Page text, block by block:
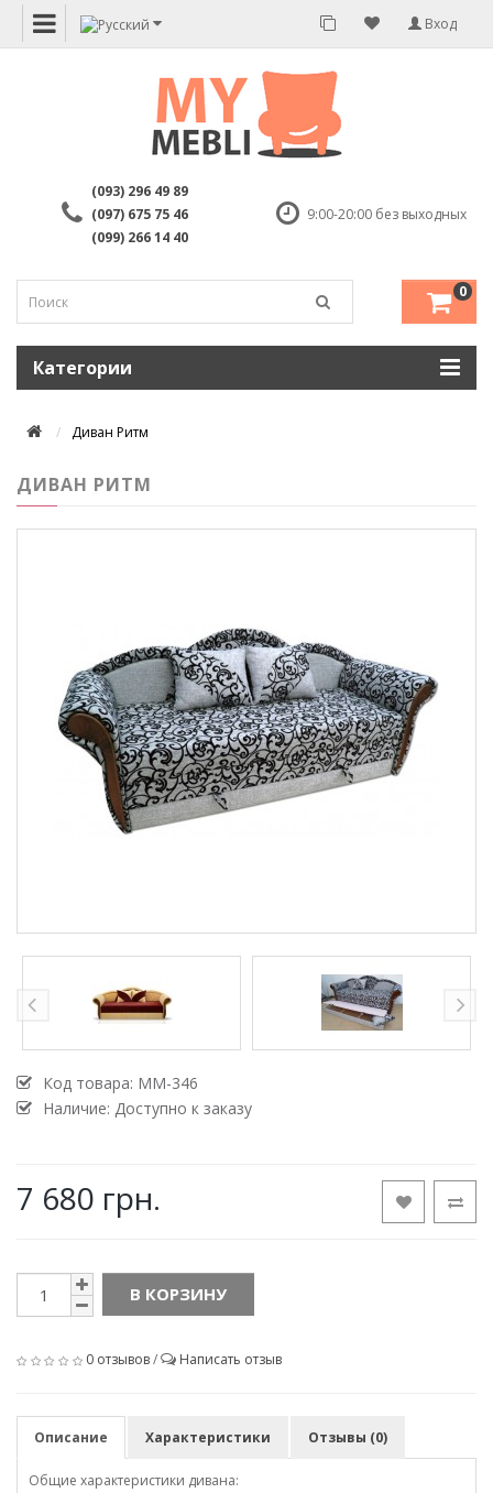
Вход
(093) 296 49 89
(097) 675 75 46
(099) 266 14 40
9:00-20:00 без выходных
0
Категории
Диван Ритм
ДИВАН РИТМ
Код товара: MM-346
Наличие: Доступно к заказу
7 680 грн.
В КОРЗИНУ
0 отзывов/ Написать отзыв
Описание Характеристики Отзывы (0)
Общие характеристики дивана: